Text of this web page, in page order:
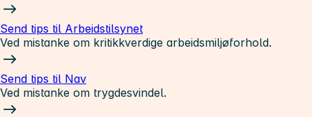
Send tips til Arbeidstilsynet
Ved mistanke om kritikkverdige arbeidsmiljøforhold.
Send tips til Nav
Ved mistanke om trygdesvindel.